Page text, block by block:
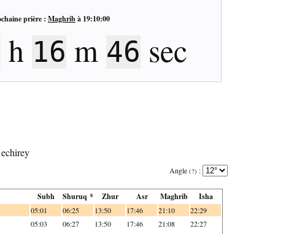
prière : Maghribà 19:10:00
h 16 m 45 sec
Angle (?) :
Subh Shuruq * Zhur Asr Maghrib Isha
05:01 06:25 13:50 17:46 21:10 22:29
05:03 06:27 13:50 17:46 21:08 22:27